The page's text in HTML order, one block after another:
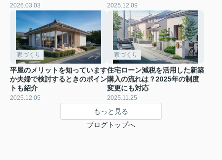
2026.03.03 2025.12.09
家づくり
平屋のメリットを知っています
か夫婦で検討するときのポイン
トも紹介
2025.12.05
家づくり
住宅ローン減税を活用した新築
購入の流れは？2025年の制度
変更にも対応
2025.11.25
もっと見る
ブログトップへ